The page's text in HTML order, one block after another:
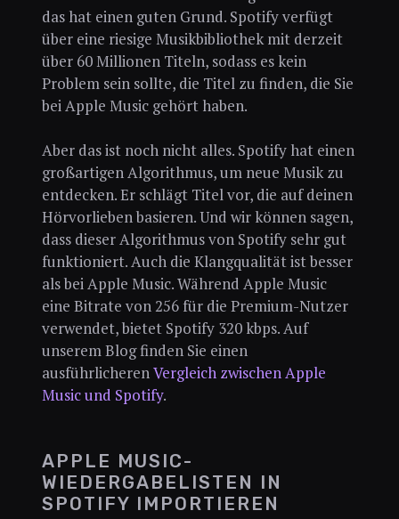
das hat einen guten Grund. Spotify verfügt
über eine riesige Musikbibliothek mit derzeit
über 60 Millionen Titeln, sodass es kein
Problem sein sollte, die Titel zu finden, die Sie
bei Apple Music gehört haben.
Aber das ist noch nicht alles. Spotify hat einen
großartigen Algorithmus, um neue Musik zu
entdecken. Er schlägt Titel vor, die auf deinen
Hörvorlieben basieren. Und wir können sagen,
dass dieser Algorithmus von Spotify sehr gut
funktioniert. Auch die Klangqualität ist besser
als bei Apple Music. Während Apple Music
eine Bitrate von 256 für die Premium-Nutzer
verwendet, bietet Spotify 320 kbps. Auf
unserem Blog finden Sie einen
ausführlicherenVergleich zwischen Apple
Music und Spotify.
APPLE MUSIC-
WIEDERGABELISTEN IN
SPOTIFY IMPORTIEREN